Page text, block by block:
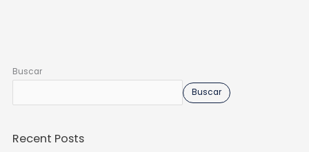
Buscar
Buscar
Recent Posts